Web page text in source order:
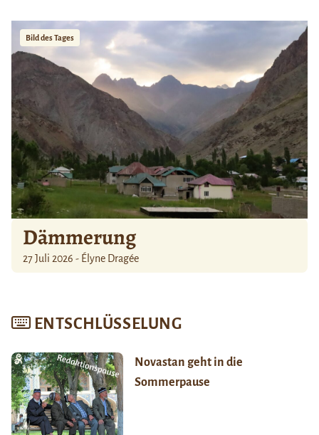
Bild des Tages
Dämmerung
27 Juli 2026 - Élyne Dragée
ENTSCHLÜSSELUNG
Novastan geht in die
Sommerpause